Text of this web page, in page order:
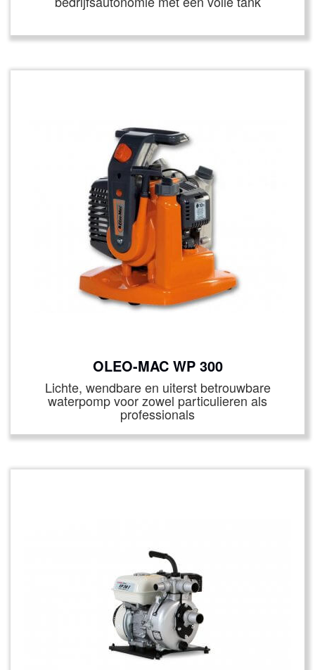
OLEO-MAC WP 300
Lichte, wendbare en uiterst betrouwbare
waterpomp voor zowel particulieren als
professionals